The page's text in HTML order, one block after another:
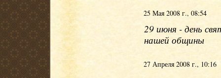
25 Мая 2008 г., 08:54
29 июня - день
нашей общины
27 Апреля 2008 г., 10:16